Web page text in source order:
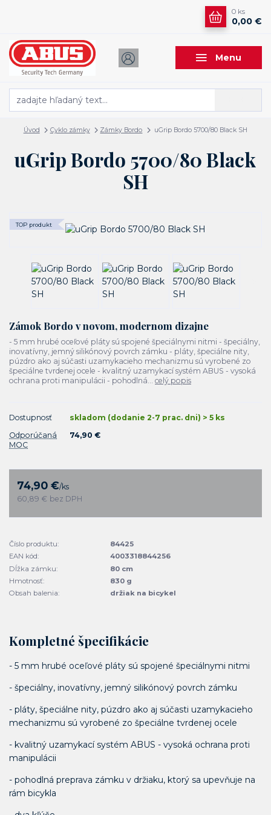
Menu
0 ks
0,00 €
Úvod Cyklo zámky Zámky Bordo uGrip Bordo 5700/80 Black SH
uGrip Bordo 5700/80 Black
SH
TOP produkt
Zámok Bordo v novom, modernom dizajne
- 5 mm hrubé oceľové pláty sú spojené špeciálnymi nitmi - špeciálny,
inovatívny, jemný silikónový povrch zámku - pláty, špeciálne nity,
púzdro ako aj súčasti uzamykacieho mechanizmu sú vyrobené zo
špeciálne tvrdenej ocele - kvalitný uzamykací systém ABUS - vysoká
ochrana proti manipulácii - pohodlná... celý popis
Dostupnosť
skladom (dodanie 2-7 prac. dni) > 5 ks
Odporúčaná
MOC
74,90 €
74,90 €/ks
60,89 € bez DPH
Číslo produktu:
84425
EAN kód:
4003318844256
Dĺžka zámku:
80 cm
Hmotnosť:
830 g
Obsah balenia:
držiak na bicykel
Kompletné špecifikácie
- 5 mm hrubé oceľové pláty sú spojené špeciálnymi nitmi
- špeciálny, inovatívny, jemný silikónový povrch zámku
- pláty, špeciálne nity, púzdro ako aj súčasti uzamykacieho
mechanizmu sú vyrobené zo špeciálne tvrdenej ocele
- kvalitný uzamykací systém ABUS - vysoká ochrana proti
manipulácii
- pohodlná preprava zámku v držiaku, ktorý sa upevňuje na
rám bicykla